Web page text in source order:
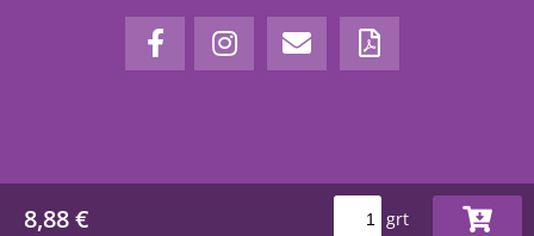
8,88 € grt
www.euro-nova.at © 2018-2026